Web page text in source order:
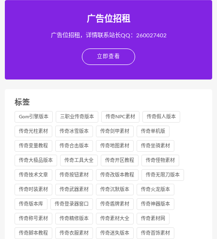
广告位招租
广告位招租，详情联系站长QQ：260027402
立即查看
标签
Gom引擎版本 三职业传奇版本 传奇NPC素材 传奇假人版本
传奇光柱素材 传奇冰雪版本 传奇剑甲素材 传奇单机版
传奇变量教程 传奇合击版本 传奇地图素材 传奇坐骑素材
传奇大极品版本 传奇工具大全 传奇开区教程 传奇怪物素材
传奇技术文章 传奇按钮素材 传奇改版本教程 传奇无限刀版本
传奇时装素材 传奇武器素材 传奇沉默版本 传奇火龙版本
传奇版本库 传奇登录器窗口 传奇盾牌素材 传奇神器版本
传奇称号素材 传奇精修版本 传奇素材大全 传奇素材网
传奇脚本教程 传奇衣服素材 传奇迷失版本 传奇首饰素材